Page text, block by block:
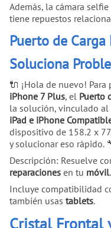
Además, la cámara
tiene repuestos
Puerto de
Soluciona
🔌 ¡Hola de nuevo!
iPhone 7 Plus, el Puerto
la solución, vinculado al
iPad e iPhone
dispositivo de 158.2 x
y solucionar eso rápido.
Descripción: Resuelve
reparaciones en tu móvil.
Incluye compatibilidad
también usas tablets.
Cristal Frontal